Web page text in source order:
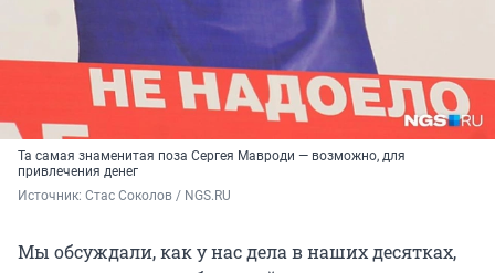
Та самая знаменитая поза Сергея Мавроди — возможно, для
привлечения денег
Источник: Стас Соколов / NGS.RU
Мы обсуждали, как у нас дела в наших десятках,